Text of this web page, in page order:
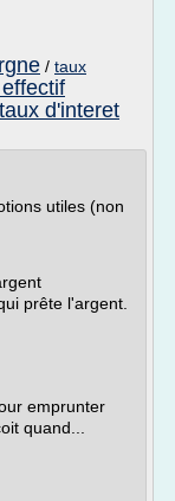
/ taux
taux d'interet
utiles (non
prête l'argent.
emprunter
quand...